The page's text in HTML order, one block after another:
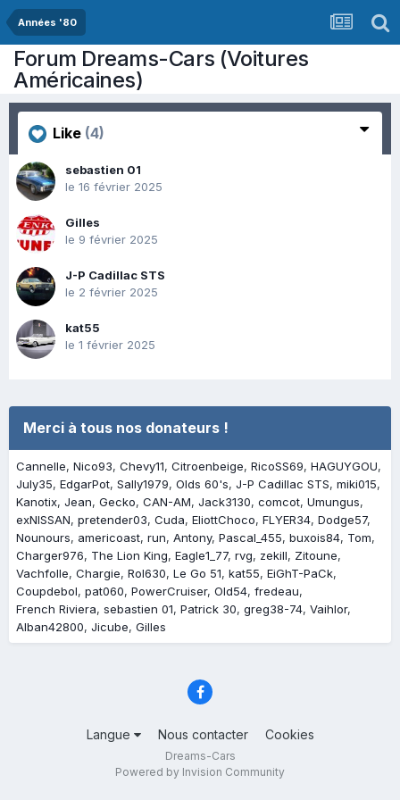
Années '80
Forum Dreams-Cars (Voitures
Américaines)
Like (4)
sebastien 01
le 16 février 2025
Gilles
le 9 février 2025
J-P Cadillac STS
le 2 février 2025
kat55
le 1 février 2025
Merci à tous nos donateurs !
Cannelle Nico93 Chevy11 Citroenbeige RicoSS69 HAGUYGOU
July35 EdgarPot Sally1979 Olds 60's J-P Cadillac STS miki015
Kanotix Jean Gecko CAN-AM Jack3130 comcot Umungus
exNISSAN pretender03 Cuda EliottChoco FLYER34 Dodge57
Nounours
americoast run Antony Pascal_455 buxois84 Tom
Charger976
The Lion King Eagle1_77 rvg zekill
Zitoune
Vachfolle Chargie Rol630 Le Go 51 kat55 EiGhT-PaCk
Coupdebol pat060 PowerCruiser Old54 fredeau
French Riviera sebastien 01 Patrick 30 greg38-74 Vaihlor
Alban42800 Jicube Gilles
Langue Nous contacter Cookies
Dreams-Cars
Powered by Invision Community